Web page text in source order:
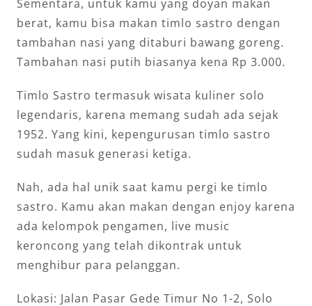
Sementara, untuk kamu yang doyan makan
berat, kamu bisa makan timlo sastro dengan
tambahan nasi yang ditaburi bawang goreng.
Tambahan nasi putih biasanya kena Rp 3.000.
Timlo Sastro termasuk wisata kuliner solo
legendaris, karena memang sudah ada sejak
1952. Yang kini, kepengurusan timlo sastro
sudah masuk generasi ketiga.
Nah, ada hal unik saat kamu pergi ke timlo
sastro. Kamu akan makan dengan enjoy karena
ada kelompok pengamen, live music
keroncong yang telah dikontrak untuk
menghibur para pelanggan.
Lokasi: Jalan Pasar Gede Timur No 1-2, Solo